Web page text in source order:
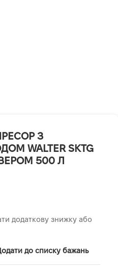
З
WALTER SKTG
500 Л
додаткову знижку або
до списку бажань